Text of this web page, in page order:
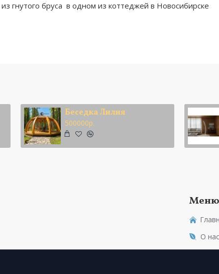
гнутого бруса в одном из коттеджей в Новосибирске
Беседка Лилия
500000р.
Меню
О нас